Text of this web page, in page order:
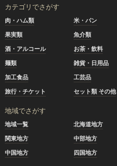
カテゴリでさがす
肉・ハム類 米・パン
果実類
魚介類
酒・アルコール
お茶・飲料
麺類
雑貨・日用品
加工食品
工芸品
旅行・チケット
セット類 その他
地域でさがす
地域一覧 北海道地方
関東地方
中部地方
中国地方
四国地方